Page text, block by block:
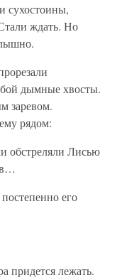
сухостоины,
ждать. Но
дымные хвосты.
заревом.
рядом:
обстреляли Лисью
его
придется лежать.